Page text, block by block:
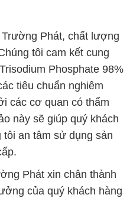
Phát, chất lượng
tôi cam kết cung
Phosphate 98%
tiêu chuẩn nghiêm
các cơ quan có thẩm
này sẽ giúp quý khách
tôi an tâm sử dụng sản
Phát xin chân thành
của quý khách hàng